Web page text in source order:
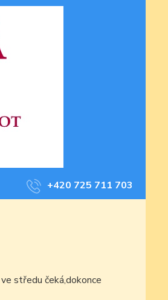
+420 725 711 703
středu čeká,dokonce